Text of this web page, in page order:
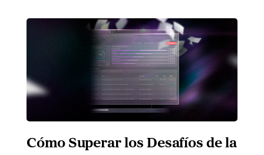
Cómo Superar los Desafíos de la